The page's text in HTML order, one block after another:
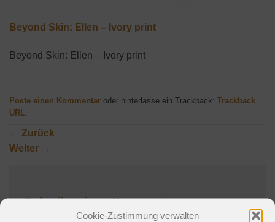
Cookie-Zustimmung verwalten
Beyond Skin: Ellen – Ivory print
Beyond Skin: Ellen – Ivory print
Poste einen Kommentar oder hinterlasse ein Trackback: Trackback
URL
← Zurück
Weiter →
Schreibe einen Kommentar